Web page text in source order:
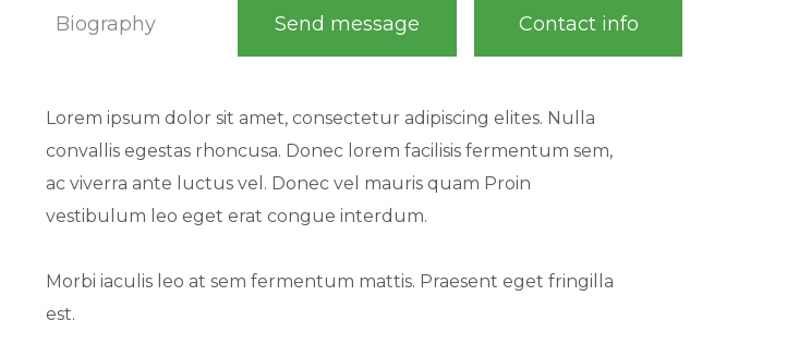
Biography Send message Contact info
Lorem ipsum dolor sit amet, consectetur adipiscing elites. Nulla
convallis egestas rhoncusa. Donec lorem facilisis fermentum sem,
ac viverra ante luctus vel. Donec vel mauris quam Proin
vestibulum leo eget erat congue interdum.
Morbi iaculis leo at sem fermentum mattis. Praesent eget fringilla
est.